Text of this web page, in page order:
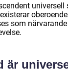
som
är